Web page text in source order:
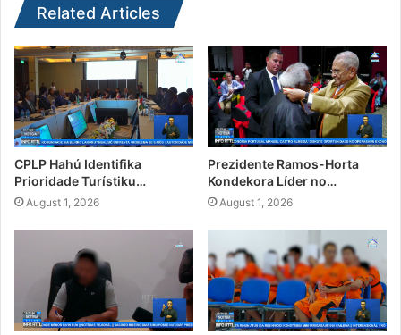
Related Articles
CPLP Hahú Identifika
Prioridade Turístiku…
August 1, 2026
Prezidente Ramos-Horta
Kondekora Líder no…
August 1, 2026